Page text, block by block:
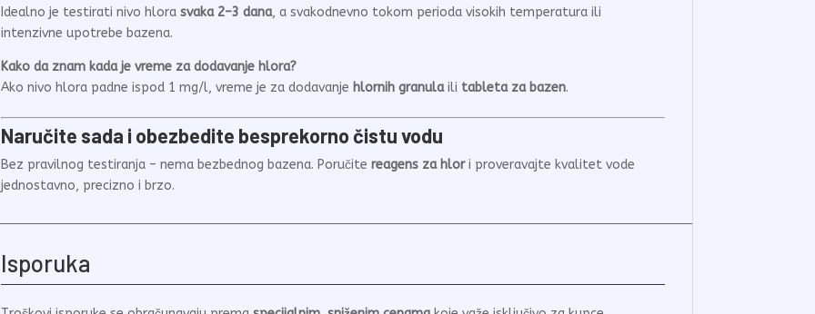
Idealno je testirati nivo hlora svaka 2–3 dana, a svakodnevno tokom perioda visokih temperatura ili
intenzivne upotrebe bazena.
Kako da znam kada je vreme za dodavanje hlora?
Ako nivo hlora padne ispod 1 mg/l, vreme je za dodavanje hlornih granulaili tableta za bazen.
Naručite sada i obezbedite besprekorno čistu vodu
Bez pravilnog testiranja – nema bezbednog bazena. Poručite reagens za hlori proveravajte kvalitet vode
jednostavno, precizno i brzo.
Isporuka